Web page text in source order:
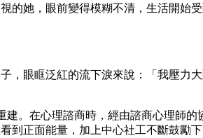
的她，眼前變得模糊不清，生活開始
，眼眶泛紅的流下淚來說：「我壓力
。在心理諮商時，經由諮商心理師的
到正面能量，加上中心社工不斷鼓勵